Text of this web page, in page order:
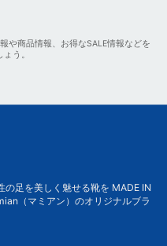
や商品情報、お得なSALE情報などを
う。
の足を美しく魅せる靴を MADE IN
（マミアン）のオリジナルブラ